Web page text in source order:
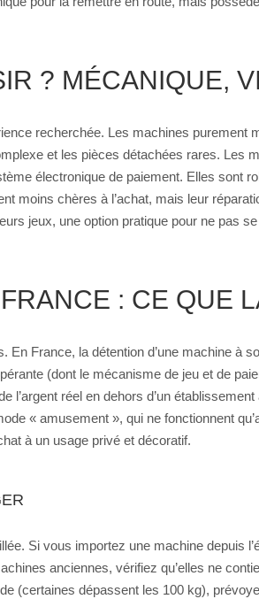
? MÉCANIQUE,
recherchée. Les machines
et les pièces détachées rares. Les
électronique de paiement. Elles sont
moins chères à l’achat, mais leur
jeux, une option pratique pour ne pas
: CE QUE
En France, la détention d’une machine à
(dont le mécanisme de jeu et de
l’argent réel en dehors d’un
« amusement », qui ne fonctionnent
à un usage privé et décoratif.
Si vous importez une machine depuis
anciennes, vérifiez qu’elles ne
(certaines dépassent les 100 kg),